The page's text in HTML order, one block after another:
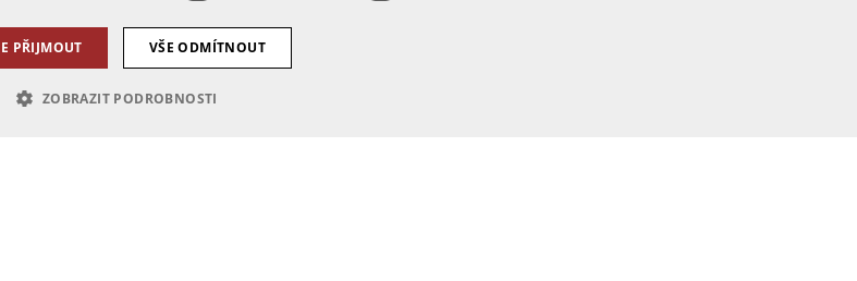
PŘIJMOUT VŠE ODMÍTNOUT
ZOBRAZIT PODROBNOSTI